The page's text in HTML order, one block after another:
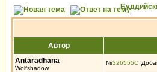
Автор
Antaradhana
Wolfshadow
№326555